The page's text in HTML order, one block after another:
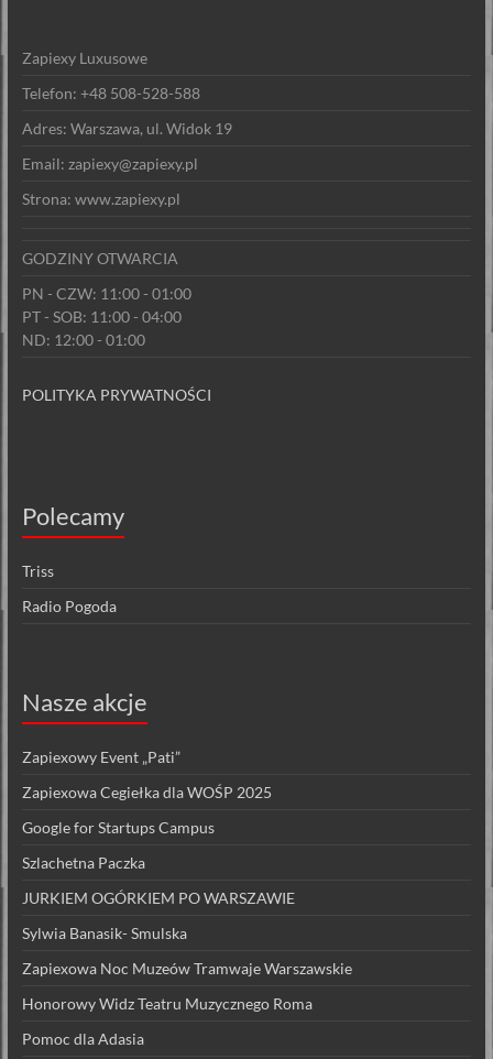
Zapiexy Luxusowe
Telefon: +48 508-528-588
Adres: Warszawa, ul. Widok 19
Email: zapiexy@zapiexy.pl
Strona: www.zapiexy.pl
GODZINY OTWARCIA
PN - CZW: 11:00 - 01:00
PT - SOB: 11:00 - 04:00
ND: 12:00 - 01:00
POLITYKA PRYWATNOŚCI
Polecamy
Triss
Radio Pogoda
Nasze akcje
Zapiexowy Event „Pati”
Zapiexowa Cegiełka dla WOŚP 2025
Google for Startups Campus
Szlachetna Paczka
JURKIEM OGÓRKIEM PO WARSZAWIE
Sylwia Banasik- Smulska
Zapiexowa Noc Muzeów Tramwaje Warszawskie
Honorowy Widz Teatru Muzycznego Roma
Pomoc dla Adasia